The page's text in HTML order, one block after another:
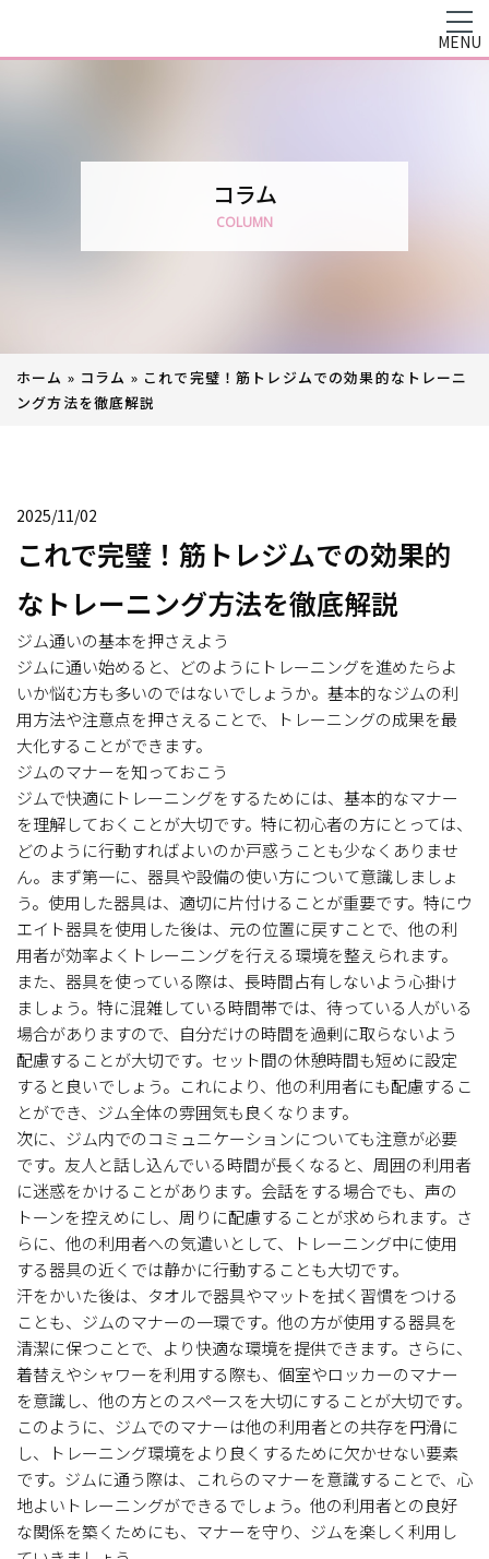
MENU
コラム
COLUMN
ホーム » コラム » これで完璧！筋トレジムでの効果的なトレーニ
ング方法を徹底解説
2025/11/02
これで完璧！筋トレジムでの効果的
なトレーニング方法を徹底解説
ジム通いの基本を押さえよう
ジムに通い始めると、どのようにトレーニングを進めたらよ
いか悩む方も多いのではないでしょうか。基本的なジムの利
用方法や注意点を押さえることで、トレーニングの成果を最
大化することができます。
ジムのマナーを知っておこう
ジムで快適にトレーニングをするためには、基本的なマナー
を理解しておくことが大切です。特に初心者の方にとっては、
どのように行動すればよいのか戸惑うことも少なくありませ
ん。まず第一に、器具や設備の使い方について意識しましょ
う。使用した器具は、適切に片付けることが重要です。特にウ
エイト器具を使用した後は、元の位置に戻すことで、他の利
用者が効率よくトレーニングを行える環境を整えられます。
また、器具を使っている際は、長時間占有しないよう心掛け
ましょう。特に混雑している時間帯では、待っている人がいる
場合がありますので、自分だけの時間を過剰に取らないよう
配慮することが大切です。セット間の休憩時間も短めに設定
すると良いでしょう。これにより、他の利用者にも配慮するこ
とができ、ジム全体の雰囲気も良くなります。
次に、ジム内でのコミュニケーションについても注意が必要
です。友人と話し込んでいる時間が長くなると、周囲の利用者
に迷惑をかけることがあります。会話をする場合でも、声の
トーンを控えめにし、周りに配慮することが求められます。さ
らに、他の利用者への気遣いとして、トレーニング中に使用
する器具の近くでは静かに行動することも大切です。
汗をかいた後は、タオルで器具やマットを拭く習慣をつける
ことも、ジムのマナーの一環です。他の方が使用する器具を
清潔に保つことで、より快適な環境を提供できます。さらに、
着替えやシャワーを利用する際も、個室やロッカーのマナー
を意識し、他の方とのスペースを大切にすることが大切です。
このように、ジムでのマナーは他の利用者との共存を円滑に
し、トレーニング環境をより良くするために欠かせない要素
です。ジムに通う際は、これらのマナーを意識することで、心
地よいトレーニングができるでしょう。他の利用者との良好
な関係を築くためにも、マナーを守り、ジムを楽しく利用し